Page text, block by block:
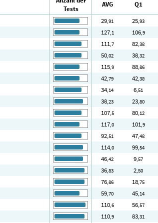
Tests
AVG Q1
29,91 25,93
127,1 106,9
111,7 82,38
50,02 38,32
115,9 88,86
42,79 42,38
34,14 6,51
38,23 23,80
107,5 80,12
117,0 101,9
92,51 47,48
114,0 99,54
46,42 9,57
36,83 2,50
76,86 18,75
59,70 45,14
110,6 56,57
110,9 83,31